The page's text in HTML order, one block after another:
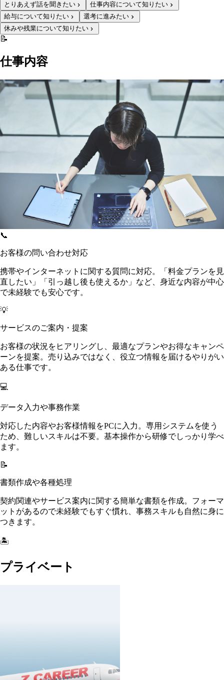
とりあえず話を聞きたい
仕事内容について知りたい
給与について知りたい
選考に進みたい
休みや残業について知りたい
📝
仕事内容
📞
お客様の問い合わせ対応
携帯やインターネットに関する質問に対応。「料金プランを見
直したい」「引っ越し後も使えるか」など、身近な内容が中心
で未経験でも安心です。
💡
サービスのご案内・提案
お客様の状況をヒアリングし、最適なプランやお得なキャンペ
ーンを提案。売り込みではなく、役立つ情報を届けるやりがい
ある仕事です。
💻
データ入力や事務作業
対応した内容やお客様情報をPCに入力。専用システムを使う
ため、難しいスキルは不要。基本操作から研修でしっかり学べ
ます。
📝
書類作成や各種処理
契約関連やサービス案内に関する簡単な書類を作成。フォーマ
ットがあるので未経験でもすぐ慣れ、事務スキルも自然に身に
つきます。
🏝️
プライベート